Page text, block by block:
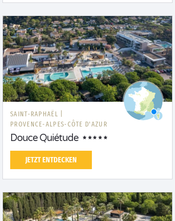
SAINT-RAPHAËL |
PROVENCE-ALPES-CÔTE D'AZUR
Douce Quiétude
JETZT ENTDECKEN